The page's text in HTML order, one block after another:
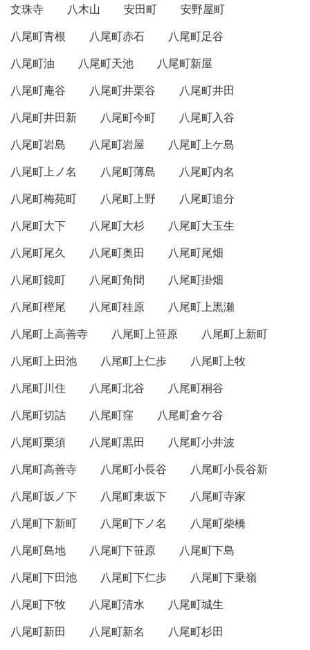
文珠寺 八木山 安田町
安野屋町
八尾町青根
八尾町赤石
八尾町足谷
八尾町油
八尾町天池
八尾町新屋
八尾町庵谷
八尾町井栗谷
八尾町井田
八尾町井田新
八尾町今町
八尾町入谷
八尾町岩島
八尾町岩屋
八尾町上ケ島
八尾町上ノ名
八尾町薄島
八尾町内名
八尾町梅苑町
八尾町上野
八尾町追分
八尾町大下
八尾町大杉
八尾町大玉生
八尾町尾久
八尾町奥田
八尾町尾畑
八尾町鏡町
八尾町角間
八尾町掛畑
八尾町樫尾
八尾町桂原
八尾町上黒瀬
八尾町上高善寺
八尾町上笹原
八尾町上新町
八尾町上田池
八尾町上仁歩
八尾町上牧
八尾町川住
八尾町北谷
八尾町桐谷
八尾町切詰
八尾町窪
八尾町倉ケ谷
八尾町栗須
八尾町黒田
八尾町小井波
八尾町高善寺
八尾町小長谷
八尾町小長谷新
八尾町坂ノ下
八尾町東坂下
八尾町寺家
八尾町下新町
八尾町下ノ名
八尾町柴橋
八尾町島地
八尾町下笹原
八尾町下島
八尾町下田池
八尾町下仁歩
八尾町下乗嶺
八尾町下牧
八尾町清水
八尾町城生
八尾町新田
八尾町新名
八尾町杉田